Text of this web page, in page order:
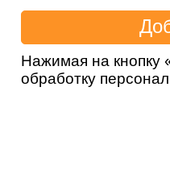
Нажимая на кнопку
обработку